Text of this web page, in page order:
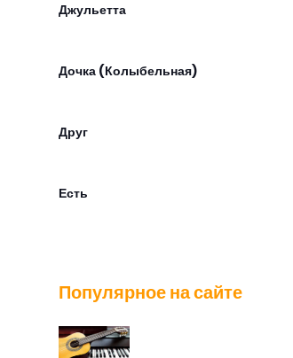
Джульетта
Дочка (Колыбельная)
Друг
Есть
Популярное на сайте